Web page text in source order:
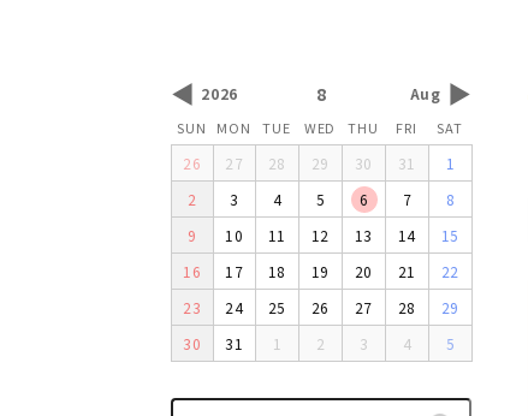
◀ 2026 8 Aug ▶
SUN MON TUE WED THU FRI SAT
26 27 28 29 30 31
1
2
3 4 5 6 7
8
9
10 11 12 13 14
15
16
17 18 19 20 21
22
23
24 25 26 27 28
29
30
31 1 2 3 4 5